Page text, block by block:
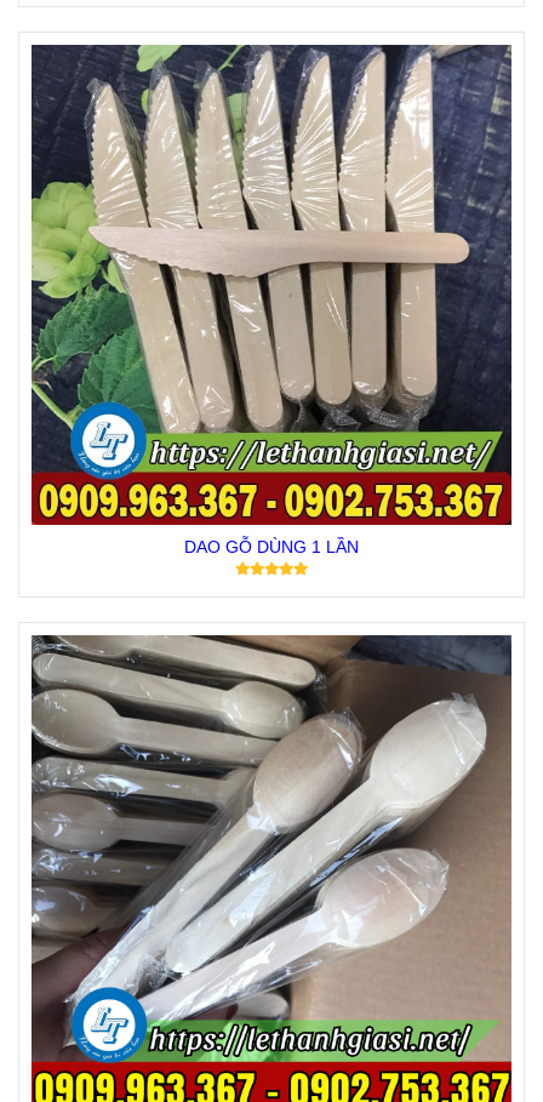
DAO GỖ DÙNG 1 LẦN